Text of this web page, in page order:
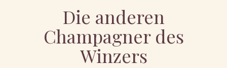
Die anderen
Champagner des
Winzers